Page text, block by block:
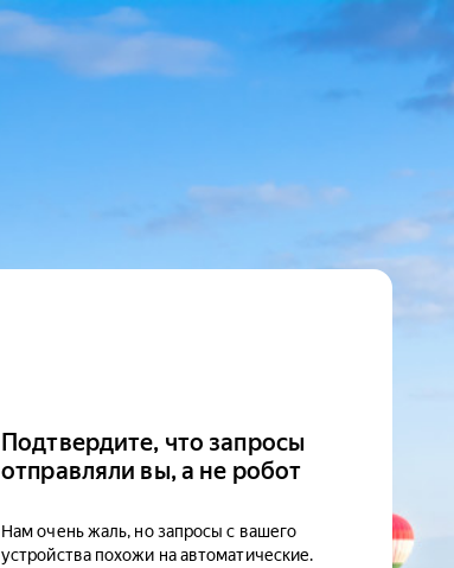
Подтвердите, что запросы
отправляли вы, а не робот
Нам очень жаль, но запросы с вашего
устройства похожи на автоматические.